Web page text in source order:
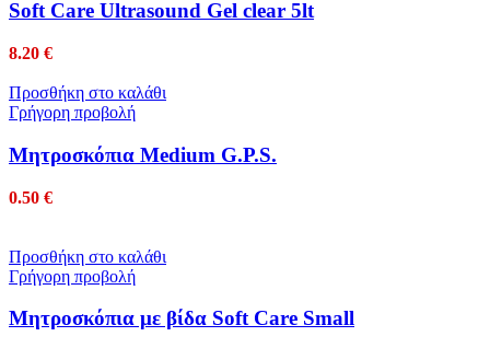
Soft Care Ultrasound Gel clear 5lt
8.20 €
Προσθήκη στο καλάθι
Γρήγορη προβολή
Μητροσκόπια Medium G.P.S.
0.50 €
Προσθήκη στο καλάθι
Γρήγορη προβολή
Μητροσκόπια με βίδα Soft Care Small